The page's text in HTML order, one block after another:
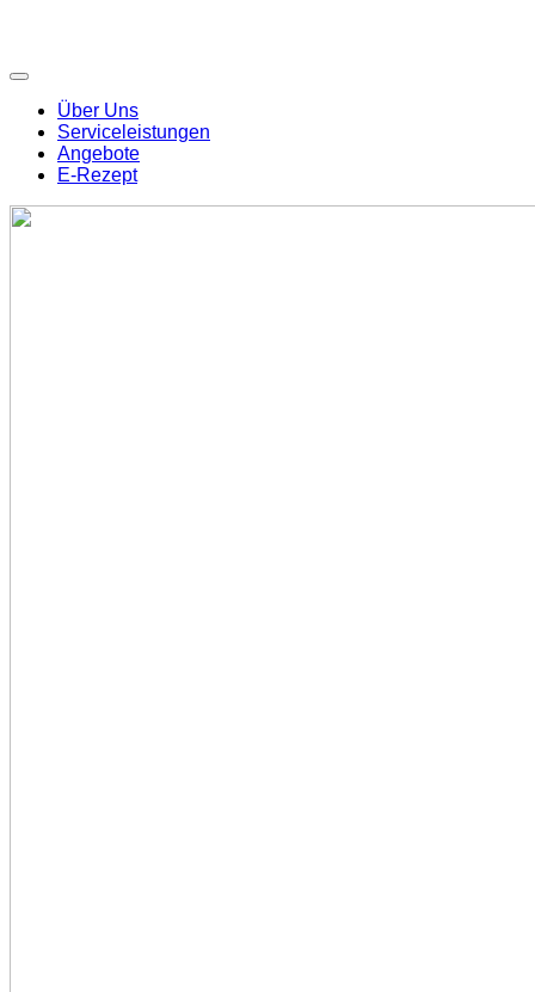
Über Uns
Serviceleistungen
Angebote
E-Rezept